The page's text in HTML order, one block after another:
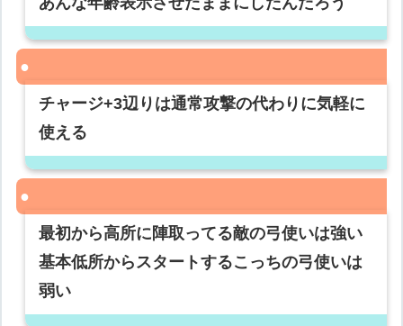
チャージ+3辺りは通常攻撃の代わりに気軽に
使える
最初から高所に陣取ってる敵の弓使いは強い
基本低所からスタートするこっちの弓使いは
弱い